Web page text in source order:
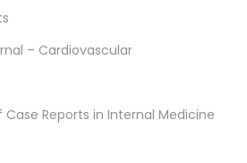
– Cardiovascular
Reports in Internal Medicine